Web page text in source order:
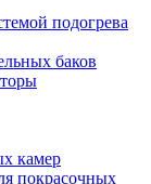
подогрева
баков
камер
покрасочных